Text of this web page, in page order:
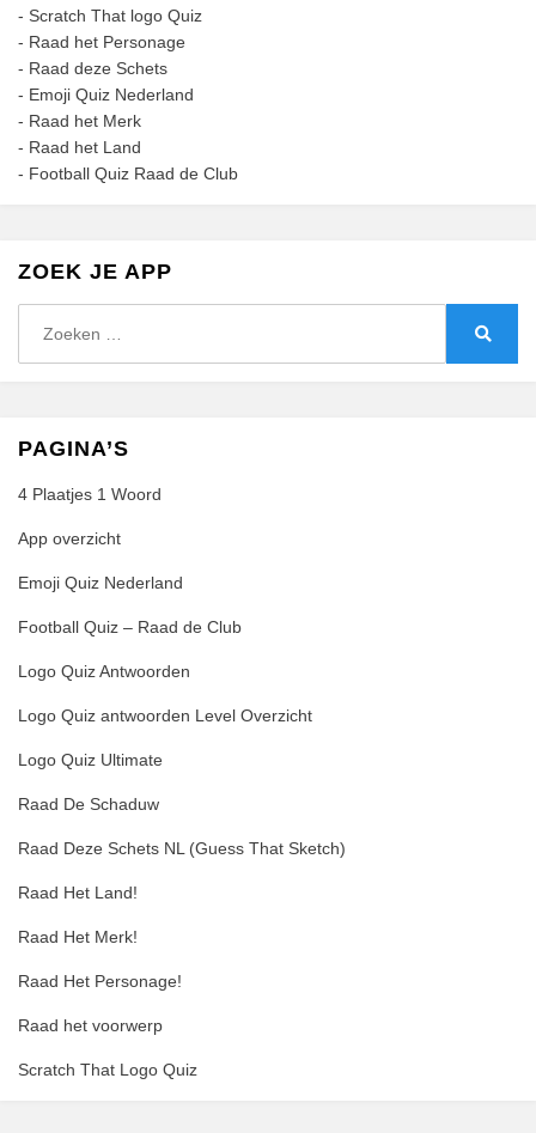
- Scratch That logo Quiz
- Raad het Personage
- Raad deze Schets
- Emoji Quiz Nederland
- Raad het Merk
- Raad het Land
- Football Quiz Raad de Club
ZOEK JE APP
naar:
PAGINA’S
4 Plaatjes 1 Woord
App overzicht
Emoji Quiz Nederland
Football Quiz – Raad de Club
Logo Quiz Antwoorden
Logo Quiz antwoorden Level Overzicht
Logo Quiz Ultimate
Raad De Schaduw
Raad Deze Schets NL (Guess That Sketch)
Raad Het Land!
Raad Het Merk!
Raad Het Personage!
Raad het voorwerp
Scratch That Logo Quiz